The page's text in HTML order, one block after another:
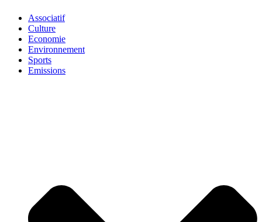
Associatif
Culture
Economie
Environnement
Sports
Emissions